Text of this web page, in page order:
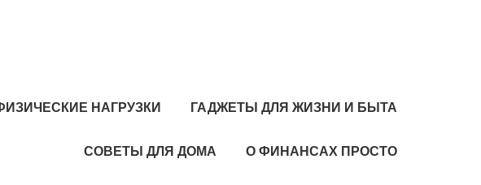
НАГРУЗКИ ГАДЖЕТЫ ДЛЯ ЖИЗНИ И БЫТА
СОВЕТЫ ДЛЯ ДОМА О ФИНАНСАХ ПРОСТО